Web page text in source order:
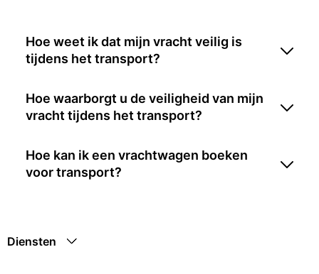
Hoe weet ik dat mijn vracht veilig is
tijdens het transport?
Hoe waarborgt u de veiligheid van mijn
vracht tijdens het transport?
Hoe kan ik een vrachtwagen boeken
voor transport?
Diensten